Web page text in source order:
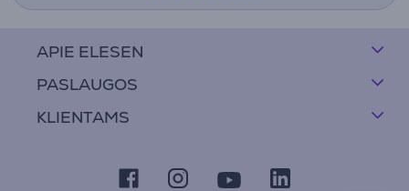
APIE ELESEN
PASLAUGOS
KLIENTAMS